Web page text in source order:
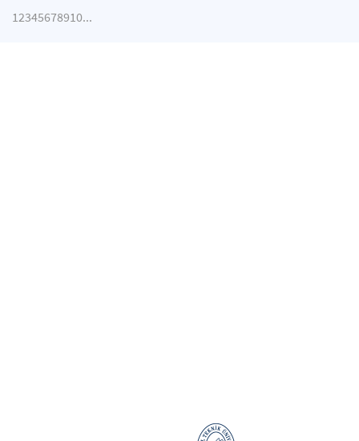
12345678910...